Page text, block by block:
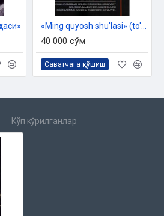
40 000 сўм
Саватчага қўшиш
Кўп кўрилганлар